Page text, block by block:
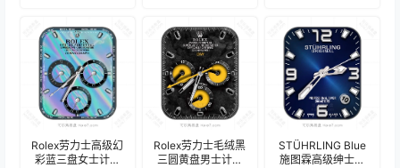
盘.clock
Rolex劳力士高级幻
彩蓝三盘女士计时
Rolex劳力士毛绒黑
三圆黄盘男士计时
STÜHRLING Blue
施图霖高级绅士蓝